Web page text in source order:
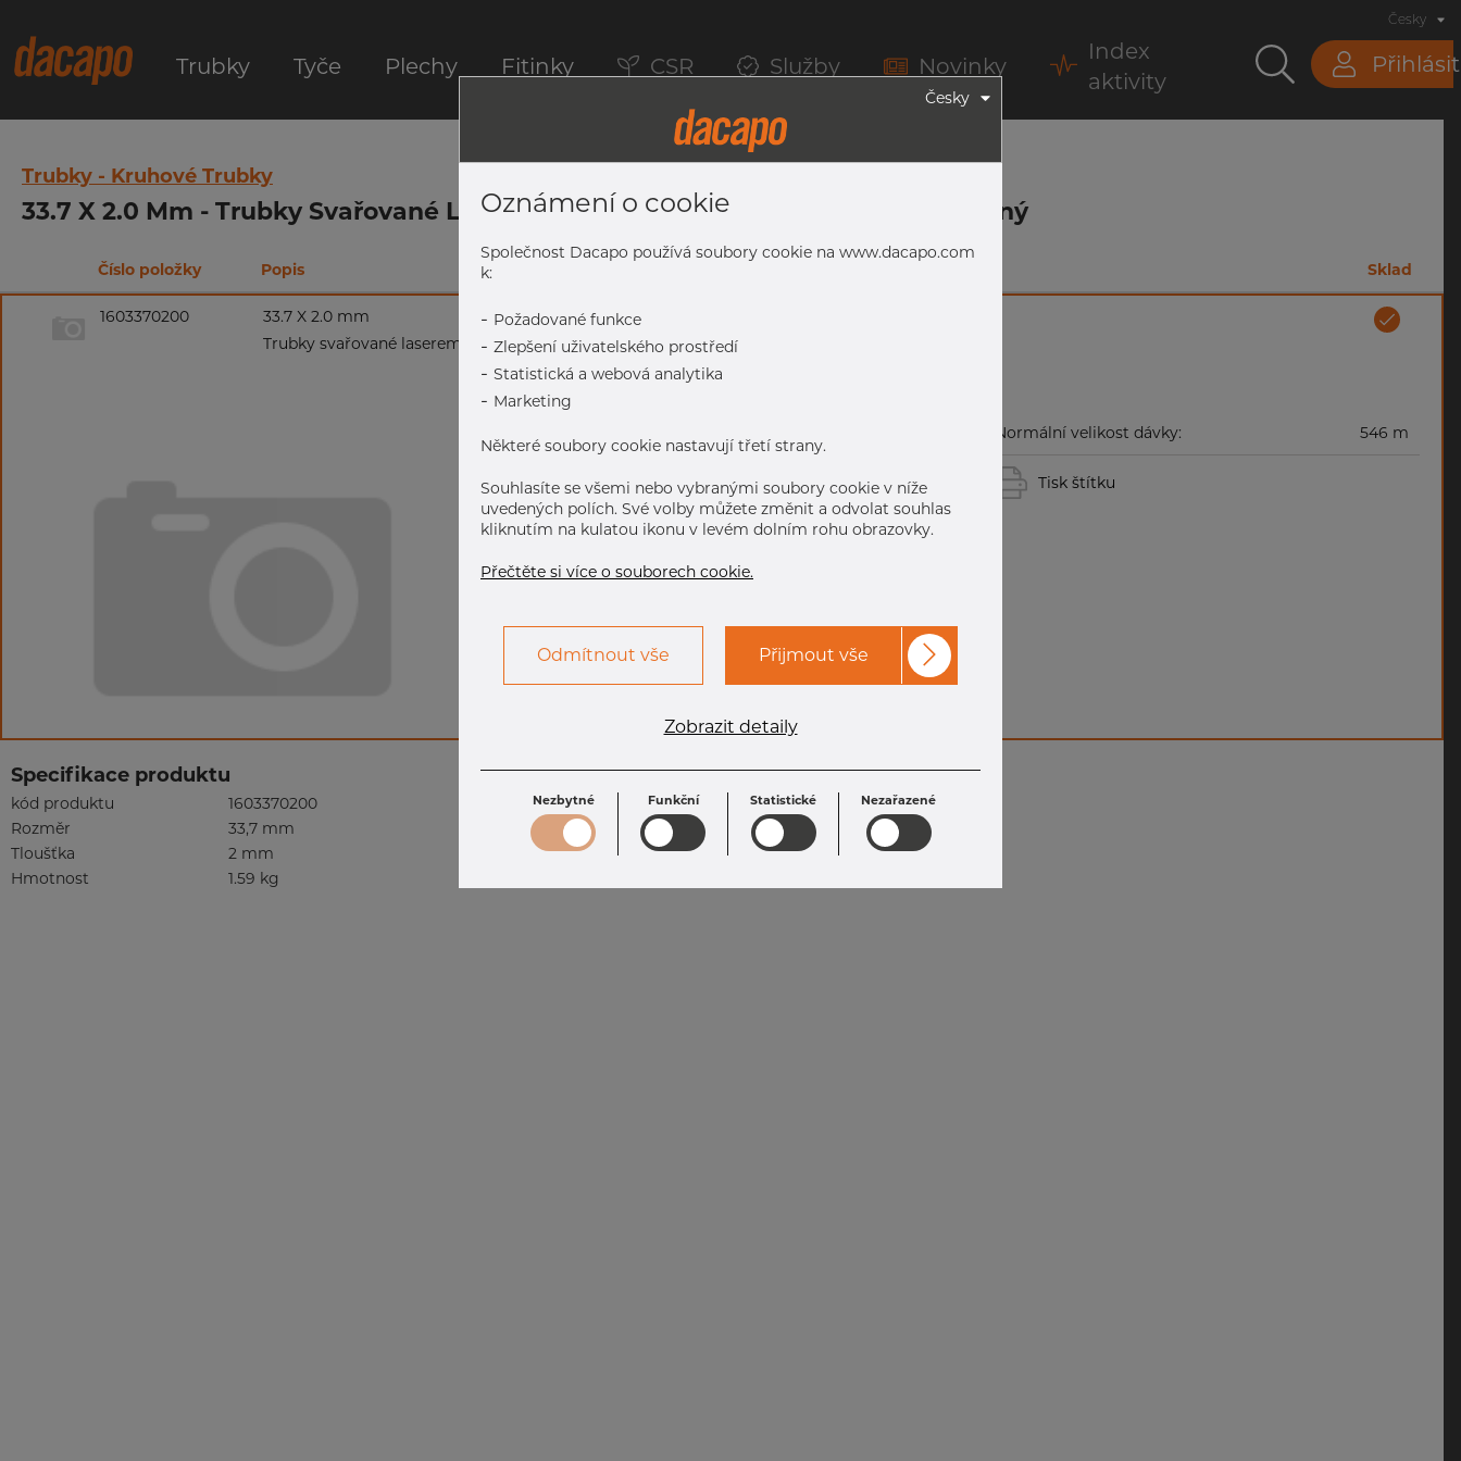
Trubky Tyče Plechy Fitinky CSR Služby Novinky
Index
aktivity
Přihlásit
Česky
Trubky - Kruhové Trubky
33.7 X 2.0 Mm - Trubky Svařované Laserem, 1.4404, EN 10217-7, Nežíhaná, Mořený
Číslo položky Popis Sklad
1603370200
33.7 X 2.0 mm
Trubky svařované laserem, 1.4404, EN 10217-7, nežíhaná, mořený
Normální velikost dávky: 546 m
Tisk štítku
Specifikace produktu
kód produktu
1603370200
Rozměr
33,7 mm
Tloušťka
2 mm
Hmotnost
1.59 kg
Česky
Oznámení o cookie
Společnost Dacapo používá soubory cookie na www.dacapo.com
k:
- Požadované funkce
- Zlepšení uživatelského prostředí
- Statistická a webová analytika
- Marketing
Některé soubory cookie nastavují třetí strany.
Souhlasíte se všemi nebo vybranými soubory cookie v níže
uvedených polích. Své volby můžete změnit a odvolat souhlas
kliknutím na kulatou ikonu v levém dolním rohu obrazovky.
Přečtěte si více o souborech cookie.
Odmítnout vše Přijmout vše
Zobrazit detaily
Nezbytné Funkční Statistické Nezařazené